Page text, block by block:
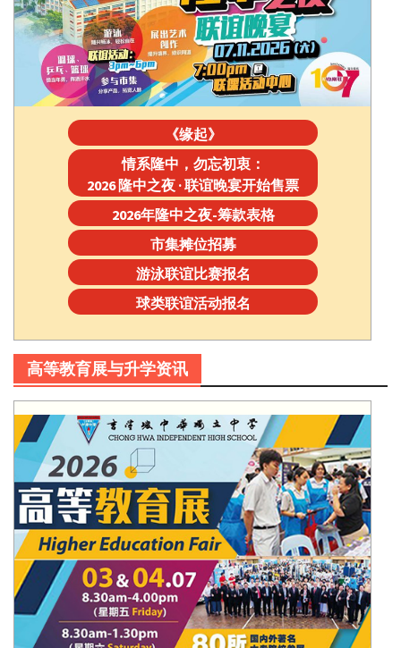
《缘起》
情系隆中，勿忘初衷：
2026 隆中之夜 · 联谊晚宴开始售票
2026年隆中之夜-筹款表格
市集摊位招募
游泳联谊比赛报名
球类联谊活动报名
高等教育展与升学资讯